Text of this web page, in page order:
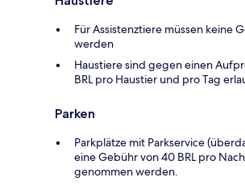
Für Assistenztiere müssen keine
werden
Haustiere sind gegen einen
BRL pro Haustier und pro Tag
Parken
Parkplätze mit Parkservice
eine Gebühr von 40 BRL pro
genommen werden.